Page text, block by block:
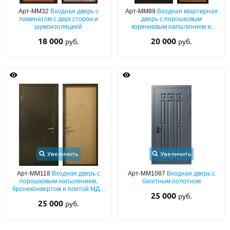
С реечным дизайном(29)
ПО НАЗНАЧЕНИЮ
ПО ОСОБЕННОСТЯМ
Популярные двери
Двери со скидкой
ДВЕРИ С ТЕРМОРАЗРЫВОМ
ГАЛЕРЕЯ
ОПЛАТА
ДОСТАВКА
Арт-ММ32 Входная дверь с
ламинатом с двух сторон и
шумоизоляцией
18 000 руб.
Арт-ММ89 Входная квартирная
дверь с порошковым
коричневым напылением и
20 000 руб.
Увеличить
Арт-ММ118 Входная дверь с
порошковым напылением,
бронеконвертом и плитой МДФ
25 000 руб.
Увеличить
Арт-ММ1087 Входная дверь с
багетным полотном
25 000 руб.